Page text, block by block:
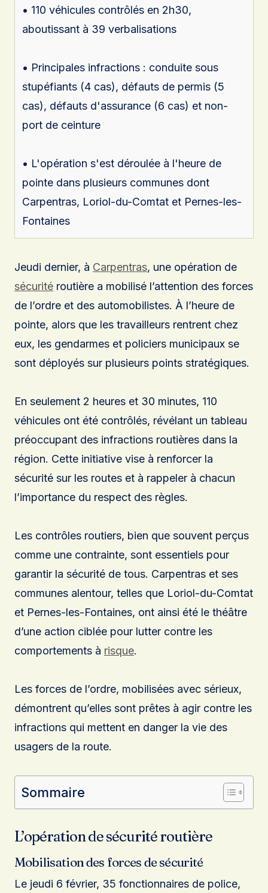
• 110 véhicules contrôlés en 2h30,
aboutissant à 39 verbalisations
• Principales infractions : conduite sous
stupéfiants (4 cas), défauts de permis (5
cas), défauts d'assurance (6 cas) et non-
port de ceinture
• L'opération s'est déroulée à l'heure de
pointe dans plusieurs communes dont
Carpentras, Loriol-du-Comtat et Pernes-les-
Fontaines
Jeudi dernier, à Carpentras, une opération de
sécurité routière a mobilisé l’attention des forces
de l’ordre et des automobilistes. À l’heure de
pointe, alors que les travailleurs rentrent chez
eux, les gendarmes et policiers municipaux se
sont déployés sur plusieurs points stratégiques.
En seulement 2 heures et 30 minutes, 110
véhicules ont été contrôlés, révélant un tableau
préoccupant des infractions routières dans la
région. Cette initiative vise à renforcer la
sécurité sur les routes et à rappeler à chacun
l’importance du respect des règles.
Les contrôles routiers, bien que souvent perçus
comme une contrainte, sont essentiels pour
garantir la sécurité de tous. Carpentras et ses
communes alentour, telles que Loriol-du-Comtat
et Pernes-les-Fontaines, ont ainsi été le théâtre
d’une action ciblée pour lutter contre les
comportements à risque.
Les forces de l’ordre, mobilisées avec sérieux,
démontrent qu’elles sont prêtes à agir contre les
infractions qui mettent en danger la vie des
usagers de la route.
Sommaire
L’opération de sécurité routière
Mobilisation des forces de sécurité
Le jeudi 6 février, 35 fonctionnaires de police,